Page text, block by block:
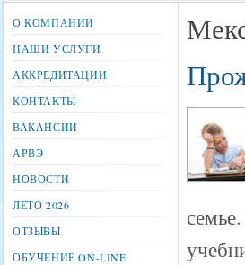
О КОМПАНИИ
НАШИ УСЛУГИ
АККРЕДИТАЦИИ
КОНТАКТЫ
ВАКАНСИИ
АРВЭ
НОВОСТИ
ЛЕТО 2026
ОТЗЫВЫ
ОБУЧЕНИЕ ON-LINE